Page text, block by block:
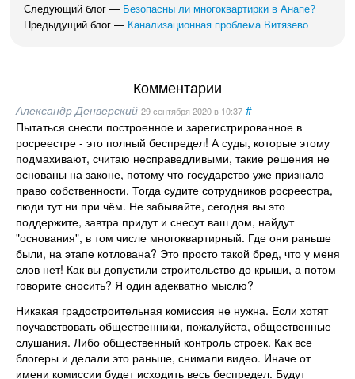
Следующий блог — Безопасны ли многоквартирки в Анапе?
Предыдущий блог — Канализационная проблема Витязево
Комментарии
Александр Денверский 29 сентября 2020в 10:37 #
Пытаться снести построенное и зарегистрированное в
росреестре - это полный беспредел! А суды, которые этому
подмахивают, считаю несправедливыми, такие решения не
основаны на законе, потому что государство уже признало
право собственности. Тогда судите сотрудников росреестра,
люди тут ни при чём. Не забывайте, сегодня вы это
поддержите, завтра придут и снесут ваш дом, найдут
"основания", в том числе многоквартирный. Где они раньше
были, на этапе котлована? Это просто такой бред, что у меня
слов нет! Как вы допустили строительство до крыши, а потом
говорите сносить? Я один адекватно мыслю?
Никакая градостроительная комиссия не нужна. Если хотят
поучавствовать общественники, пожалуйста, общественные
слушания. Либо общественный контроль строек. Как все
блогеры и делали это раньше, снимали видео. Иначе от
имени комиссии будет исходить весь беспредел. Будут